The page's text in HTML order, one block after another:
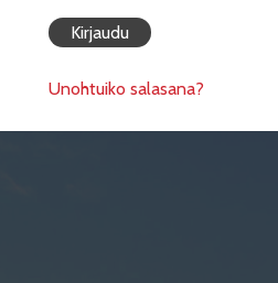
Unohtuiko salasana?